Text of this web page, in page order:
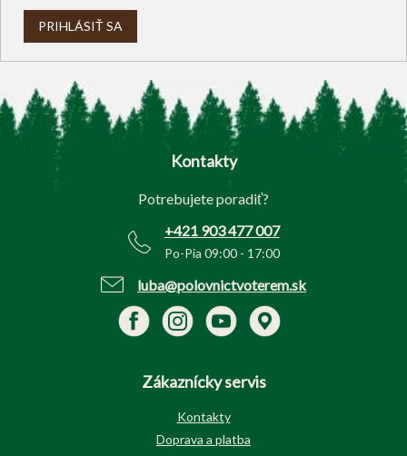
PRIHLÁSIŤ SA
Z
Kontakty
Potrebujete poradiť?
+421 903 477 007
Po-Pia 09:00 - 17:00
luba@polovnictvoterem.sk
Zákaznícky servis
Kontakty
Doprava a platba